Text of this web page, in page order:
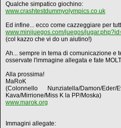
Qualche simpatico giochino:
www.crashtestdummyolympics.co.uk
Ed infine... ecco come cazzeggiare per
www.minijuegos.com/juegos/
(col kazzo che vi do un aiutino!)
Ah... sempre in tema di comunicazione e
osservate l'immagine allegata e fate
Alla prossima!
MaRoK
(Colonnello Nunziatella/Damon/Eder/
Kava/Mirrione/Miss K la PP/Moska)
www.marok.org
Immagini allegate: